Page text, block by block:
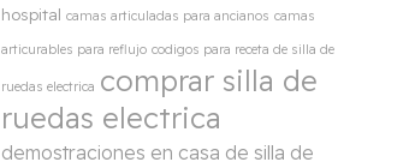
hospital camas articuladas para ancianos camas
articurables para reflujo codigos para receta de silla de
ruedas electrica comprar silla de
ruedas electrica
demostraciones en casa de silla de